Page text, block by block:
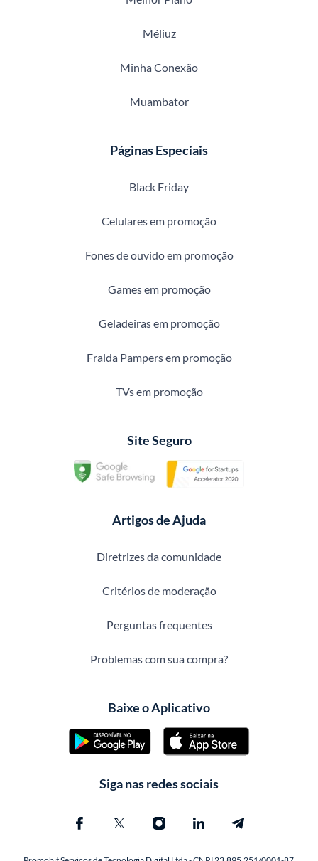
Méliuz
Minha Conexão
Muambator
Páginas Especiais
Black Friday
Celulares em promoção
Fones de ouvido em promoção
Games em promoção
Geladeiras em promoção
Fralda Pampers em promoção
TVs em promoção
Site Seguro
Artigos de Ajuda
Diretrizes da comunidade
Critérios de moderação
Perguntas frequentes
Problemas com sua compra?
Baixe o Aplicativo
Siga nas redes sociais